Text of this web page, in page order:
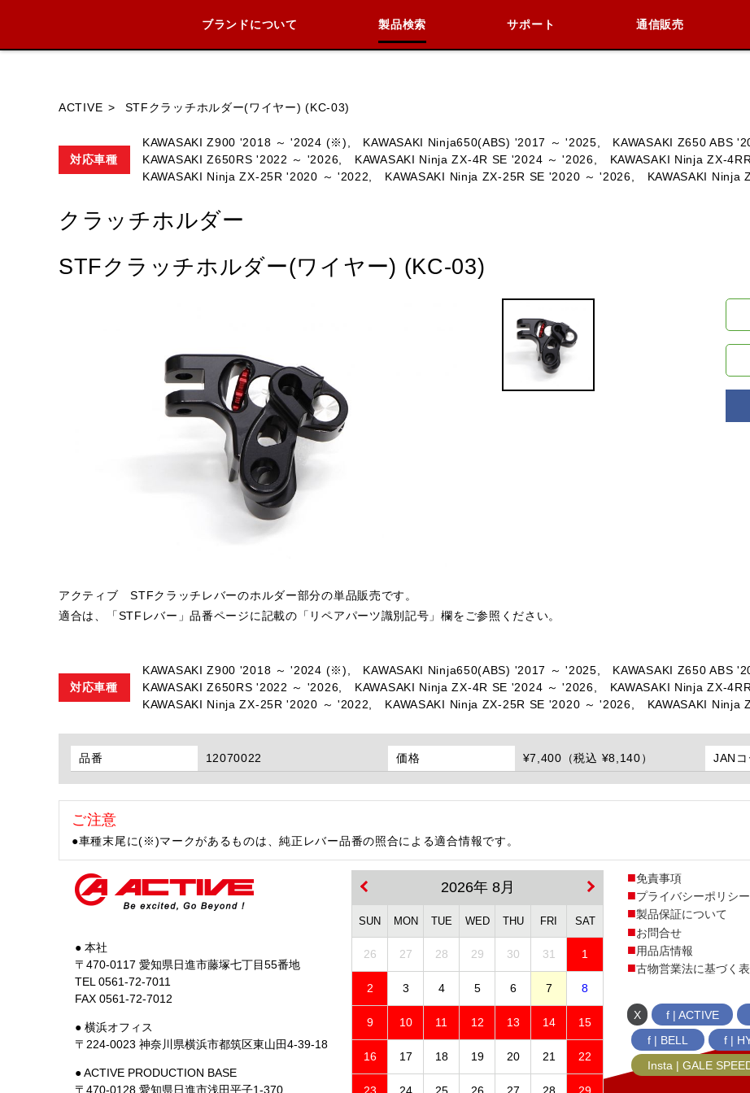
ブランドについて 製品検索 サポート 通信販売
HONDA YAMAHA SUZUKI KAWASAKI BMW DUCATI HARLEY
ACTIVE STFクラッチホルダー(ワイヤー) (KC-03)
対応車種
KAWASAKI Z900 '2018 ～ '2024 (※), KAWASAKI Ninja650(ABS) '2017 ～ '2025,
KAWASAKI Z650 ABS
KAWASAKI Z650RS '2022 ～ '2026,
KAWASAKI Ninja ZX-4R SE '2024 ～ '2026,
KAWASAKI Ninja ZX-
KAWASAKI Ninja ZX-25R '2020 ～ '2022,
KAWASAKI Ninja ZX-25R SE '2020 ～ '2026, KAWASAKI
クラッチホルダー
STFクラッチホルダー(ワイヤー) (KC-03)
アクティブ STFクラッチレバーのホルダー部分の単品販売です。
適合は、「STFレバー」品番ページに記載の「リペアパーツ識別記号」欄をご参照ください。
対応車種
KAWASAKI Z900 '2018 ～ '2024 (※), KAWASAKI Ninja650(ABS) '2017 ～ '2025,
KAWASAKI Z650 ABS
KAWASAKI Z650RS '2022 ～ '2026,
KAWASAKI Ninja ZX-4R SE '2024 ～ '2026,
KAWASAKI Ninja ZX-
KAWASAKI Ninja ZX-25R '2020 ～ '2022,
KAWASAKI Ninja ZX-25R SE '2020 ～ '2026, KAWASAKI
品番 12070022 価格 ¥7,400（税込 ¥8,140） JANコ
ご注意
●車種末尾に(※)マークがあるものは、純正レバー品番の照合による適合情報です。
● 本社
〒470-0117 愛知県日進市藤塚七丁目55番地
TEL 0561-72-7011
FAX 0561-72-7012
● 横浜オフィス
〒224-0023 神奈川県横浜市都筑区東山田4-39-18
● ACTIVE PRODUCTION BASE
〒470-0128 愛知県日進市浅田平子1-370
2026年 8月
SUN MON TUE WED THU FRI SAT
26 27 28 29 30 31 1
2 3 4 5 6 7 8
9 10 11 12 13 14 15
16 17 18 19 20 21 22
免責事項
プライバシーポリシー
製品保証について
お問合せ
用品店情報
古物営業法に基づく
X f | ACTIVE
f | BELL
f |
Insta | GALE